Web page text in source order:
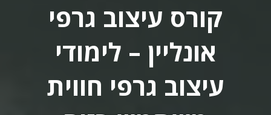
קורס עיצוב גרפי
אונליין – לימודי
עיצוב גרפי חווית